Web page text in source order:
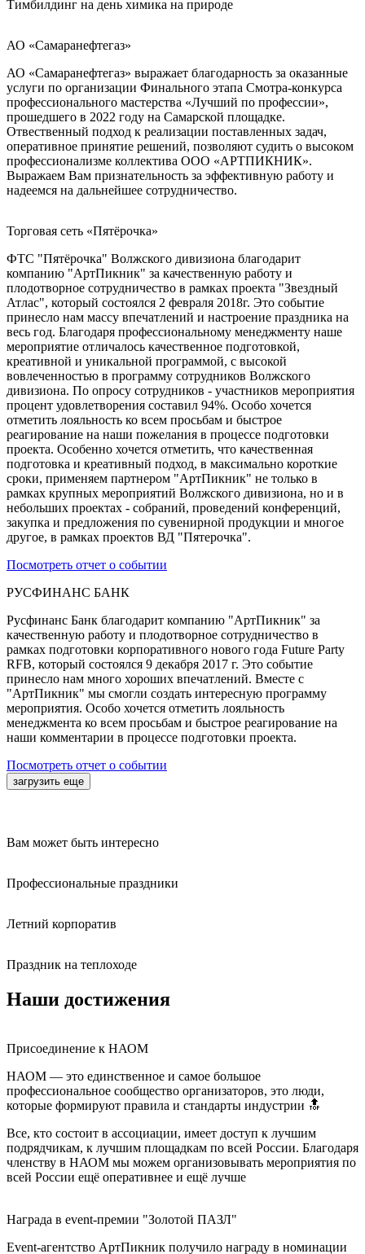
Тимбилдинг на день химика на природе
АО «Самаранефтегаз»
АО «Самаранефтегаз» выражает благодарность за оказанные
услуги по организации Финального этапа Смотра-конкурса
профессионального мастерства «Лучший по профессии»,
прошедшего в 2022 году на Самарской площадке.
Отвественный подход к реализации поставленных задач,
оперативное принятие решений, позволяют судить о высоком
профессионализме коллектива ООО «АРТПИКНИК».
Выражаем Вам признательность за эффективную работу и
надеемся на дальнейшее сотрудничество.
Торговая сеть «Пятёрочка»
ФТС "Пятёрочка" Волжского дивизиона благодарит
компанию "АртПикник" за качественную работу и
плодотворное сотрудничество в рамках проекта "Звездный
Атлас", который состоялся 2 февраля 2018г. Это событие
принесло нам массу впечатлений и настроение праздника на
весь год. Благодаря профессиональному менеджменту наше
мероприятие отличалось качественное подготовкой,
креативной и уникальной программой, с высокой
вовлеченностью в программу сотрудников Волжского
дивизиона. По опросу сотрудников - участников мероприятия
процент удовлетворения составил 94%. Особо хочется
отметить лояльность ко всем просьбам и быстрое
реагирование на наши пожелания в процессе подготовки
проекта. Особенно хочется отметить, что качественная
подготовка и креативный подход, в максимально короткие
сроки, применяем партнером "АртПикник" не только в
рамках крупных мероприятий Волжского дивизиона, но и в
небольших проектах - собраний, проведений конференций,
закупка и предложения по сувенирной продукции и многое
другое, в рамках проектов ВД "Пятерочка".
Посмотреть отчет о событии
РУСФИНАНС БАНК
Русфинанс Банк благодарит компанию "АртПикник" за
качественную работу и плодотворное сотрудничество в
рамках подготовки корпоративного нового года Future Party
RFB, который состоялся 9 декабря 2017 г. Это событие
принесло нам много хороших впечатлений. Вместе с
"АртПикник" мы смогли создать интересную программу
мероприятия. Особо хочется отметить лояльность
менеджмента ко всем просьбам и быстрое реагирование на
наши комментарии в процессе подготовки проекта.
Посмотреть отчет о событии
загрузить еще
Вам может быть интересно
Профессиональные праздники
Летний корпоратив
Праздник на теплоходе
Наши достижения
Присоединение к НАОМ
НАОМ — это единственное и самое большое
профессиональное сообщество организаторов, это люди,
которые формируют правила и стандарты индустрии 🔝
Все, кто состоит в ассоциации, имеет доступ к лучшим
подрядчикам, к лучшим площадкам по всей России. Благодаря
членству в НАОМ мы можем организовывать мероприятия по
всей России ещё оперативнее и ещё лучше
Награда в event-премии "Золотой ПАЗЛ"
Event-агентство АртПикник получило награду в номинации